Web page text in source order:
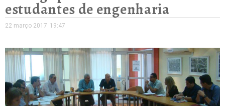
estudantes de engenharia
22 março 2017 19:47